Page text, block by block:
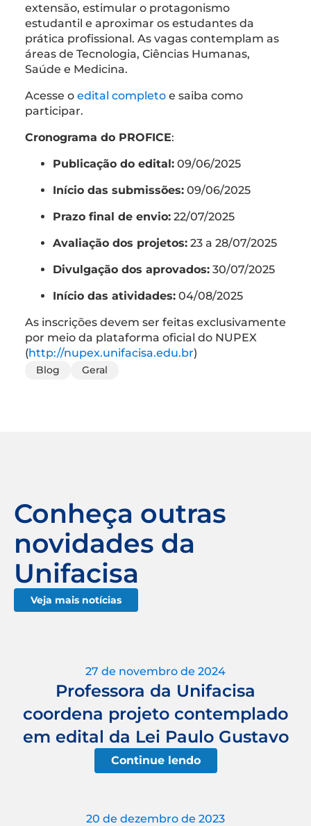
extensão, estimular o protagonismo
estudantil e aproximar os estudantes da
prática profissional. As vagas contemplam as
áreas de Tecnologia, Ciências Humanas,
Saúde e Medicina.
Acesse o edital completo e saiba como
participar.
Cronograma do PROFICE:
Publicação do edital: 09/06/2025
Início das submissões: 09/06/2025
Prazo final de envio: 22/07/2025
Avaliação dos projetos: 23 a 28/07/2025
Divulgação dos aprovados: 30/07/2025
Início das atividades: 04/08/2025
As inscrições devem ser feitas exclusivamente
por meio da plataforma oficial do NUPEX
(http://nupex.unifacisa.edu.br)
Blog Geral
Conheça outras
novidades da
Unifacisa
Veja mais notícias
27 de novembro de 2024
Professora da Unifacisa
coordena projeto contemplado
em edital da Lei Paulo Gustavo
Continue lendo
20 de dezembro de 2023